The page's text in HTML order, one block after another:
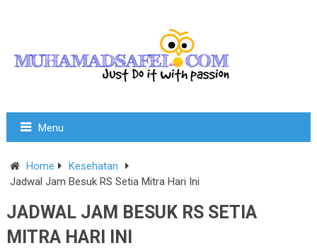
Menu
Home
Kesehatan
Jadwal Jam Besuk RS Setia Mitra Hari Ini
JADWAL JAM BESUK RS SETIA
MITRA HARI INI